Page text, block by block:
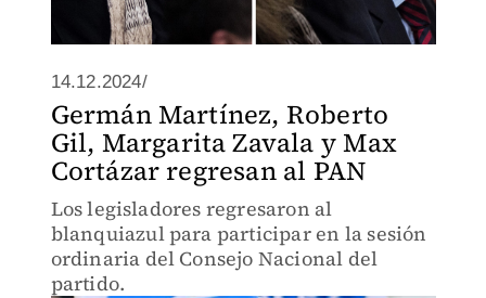
14.12.2024/
Germán Martínez, Roberto
Gil, Margarita Zavala y Max
Cortázar regresan al PAN
Los legisladores regresaron al
blanquiazul para participar en la sesión
ordinaria del Consejo Nacional del
partido.